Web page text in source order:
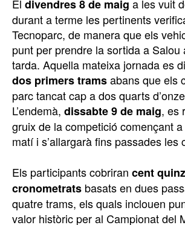
El divendres 8 de maig a les vuit
durant a terme les pertinents
Tecnoparc, de manera que els
punt per prendre la sortida a Salou
tarda. Aquella mateixa jornada es
dos primers tramsabans que els
parc tancat cap a dos quarts
L’endemà, dissabte 9 de maig, es
gruix de la competició començant
matí i s’allargarà fins passades les
Els participants cobriran cent
cronometrats basats en dues
quatre trams, els quals inclouen
valor històric per al Campionat del